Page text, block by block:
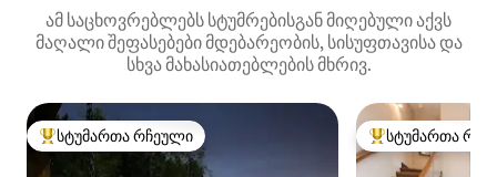
ამ საცხოვრებლებს სტუმრებისგან მიღებული აქვს
მაღალი შეფასებები მდებარეობის, სისუფთავისა და
სხვა მახასიათებლების მხრივ.
სტუმართა რჩეული მოწინავე ვარიანტი
სტუმართა რჩეული სტუმართა
სტუმართა